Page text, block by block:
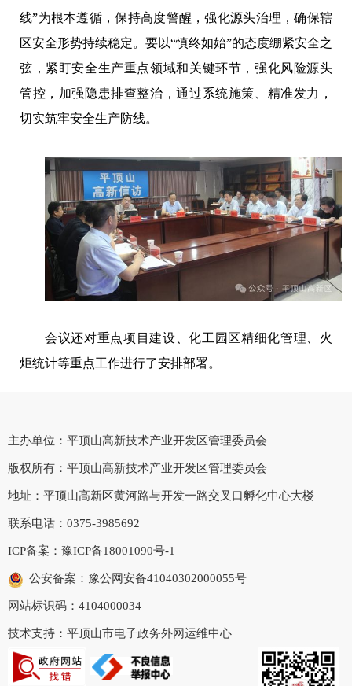
线”为根本遵循，保持高度警醒，强化源头治理，确保辖
区安全形势持续稳定。要以“慎终如始”的态度绷紧安全之
弦，紧盯安全生产重点领域和关键环节，强化风险源头
管控，加强隐患排查整治，通过系统施策、精准发力，
切实筑牢安全生产防线。
会议还对重点项目建设、化工园区精细化管理、火
炬统计等重点工作进行了安排部署。
主办单位：平顶山高新技术产业开发区管理委员会
版权所有：平顶山高新技术产业开发区管理委员会
地址：平顶山高新区黄河路与开发一路交叉口孵化中心大楼
联系电话：0375-3985692
ICP备案： 豫ICP备18001090号-1
公安备案：豫公网安备41040302000055号
网站标识码：4104000034
技术支持：平顶山市电子政务外网运维中心